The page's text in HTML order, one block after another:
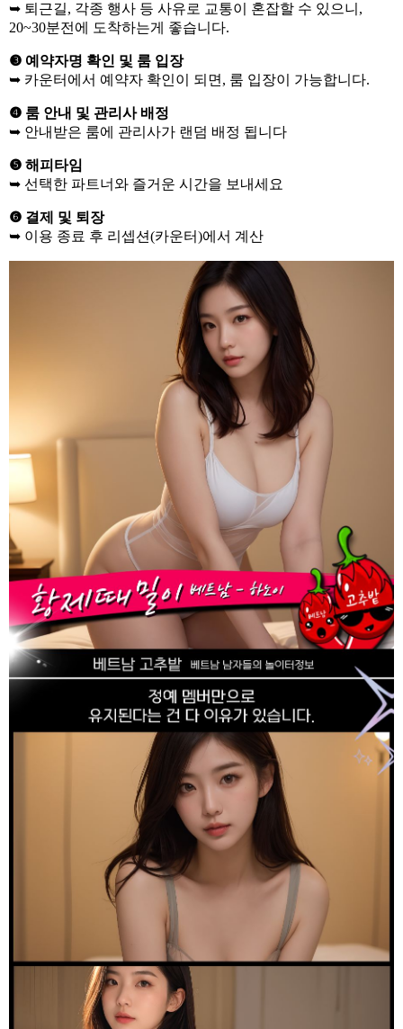
➥ 퇴근길, 각종 행사 등 사유로 교통이 혼잡할 수 있으니,
20~30분전에 도착하는게 좋습니다.
❸ 예약자명 확인 및 룸 입장
➥ 카운터에서 예약자 확인이 되면, 룸 입장이 가능합니다.
❹ 룸 안내 및 관리사 배정
➥ 안내받은 룸에 관리사가 랜덤 배정 됩니다
❺ 해피타임
➥ 선택한 파트너와 즐거운 시간을 보내세요
❻ 결제 및 퇴장
➥ 이용 종료 후 리셉션(카운터)에서 계산